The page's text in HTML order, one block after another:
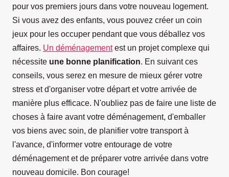
pour vos premiers jours dans votre nouveau logement.
Si vous avez des enfants, vous pouvez créer un coin
jeux pour les occuper pendant que vous déballez vos
affaires. Un déménagementest un projet complexe qui
nécessite une bonne planification. En suivant ces
conseils, vous serez en mesure de mieux gérer votre
stress et d'organiser votre départ et votre arrivée de
manière plus efficace. N'oubliez pas de faire une liste de
choses à faire avant votre déménagement, d'emballer
vos biens avec soin, de planifier votre transport à
l'avance, d'informer votre entourage de votre
déménagement et de préparer votre arrivée dans votre
nouveau domicile. Bon courage!